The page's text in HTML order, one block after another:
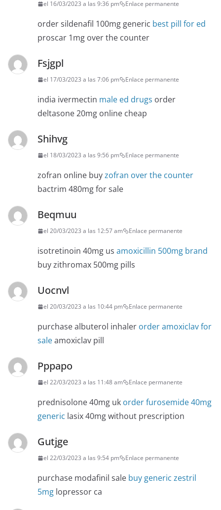
el 16/03/2023 a las 9:36 pm Enlace permanente
order sildenafil 100mg generic best pill for ed
proscar 1mg over the counter
Fsjgpl
el 17/03/2023 a las 7:06 pm Enlace permanente
india ivermectin male ed drugs order
deltasone 20mg online cheap
Shihvg
el 18/03/2023 a las 9:56 pm Enlace permanente
zofran online buyzofran over the counter
bactrim 480mg for sale
Beqmuu
el 20/03/2023 a las 12:57 am Enlace permanente
isotretinoin 40mg us amoxicillin 500mg brand
buy zithromax 500mg pills
Uocnvl
el 20/03/2023 a las 10:44 pm Enlace permanente
purchase albuterol inhaler order amoxiclav for
saleamoxiclav pill
Pppapo
el 22/03/2023 a las 11:48 am Enlace permanente
prednisolone 40mg uk order furosemide 40mg
generic lasix 40mg without prescription
Gutjge
el 22/03/2023 a las 9:54 pm Enlace permanente
purchase modafinil sale buy generic zestril
5mg lopressor ca